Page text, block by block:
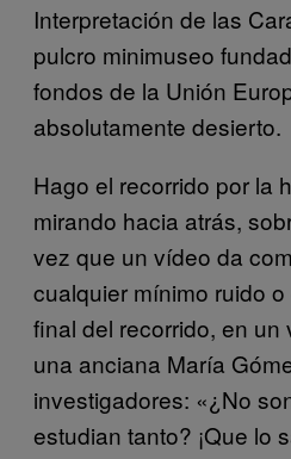
Interpretación de las
pulcro minimuseo
fondos de la Unión
absolutamente desierto.
Hago el recorrido por la
mirando hacia atrás,
vez que un vídeo da
cualquier mínimo ruido
final del recorrido, en un
una anciana María
investigadores: «¿No
estudian tanto? ¡Que lo